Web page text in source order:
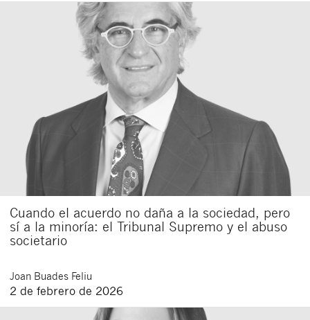
Cuando el acuerdo no daña a la sociedad, pero
sí a la minoría: el Tribunal Supremo y el abuso
societario
Joan Buades Feliu
2 de febrero de 2026